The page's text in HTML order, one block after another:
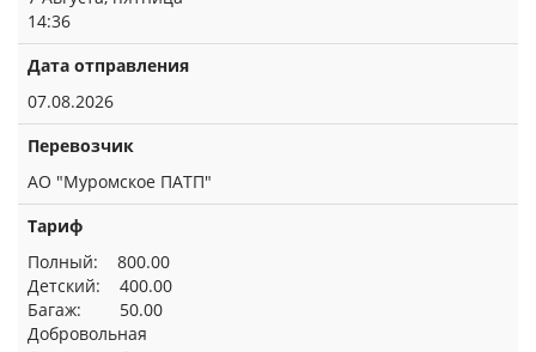
14:36
Дата отправления
07.08.2026
Перевозчик
АО "Муромское ПАТП"
Тариф
Полный: 800.00
Детский: 400.00
Багаж: 50.00
Добровольная